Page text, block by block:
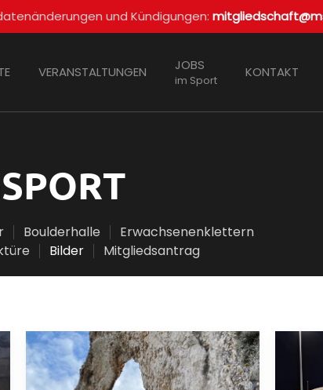
und Kündigungen:
VERANSTALTUNGEN JOBS
im Sport
KONTAKT
Boulderhalle
Erwachsenenklettern
Bilder Mitgliedsantrag